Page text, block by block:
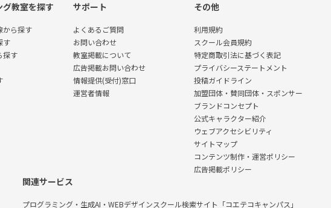
教室を探す
から探す
す
探す
サポート
よくあるご質問
お問い合わせ
教室掲載について
広告掲載お問い合わせ
情報提供(受付)窓口
運営者情報
その他
利用規約
スクール会員規約
特定商取引法に基づく表記
プライバシーステートメント
投稿ガイドライン
加盟団体・賛同団体・スポンサー
ブランドコンセプト
公式キャラクター紹介
ウェブアクセシビリティ
サイトマップ
コンテンツ制作・運営ポリシー
広告掲載ポリシー
関連サービス
プログラミング・生成AI・WEBデザインスクール検索サイト「コエテコキャンパス」